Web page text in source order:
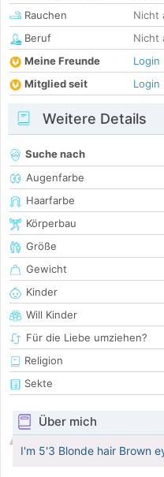
Rauchen
Nicht
Beruf
Nicht
Meine Freunde
Login
Mitglied seit
Login
Weitere Details
Suche nach
Augenfarbe
Haarfarbe
Körperbau
Größe
Gewicht
Kinder
Will Kinder
Für die Liebe umziehen?
Religion
Sekte
Über mich
I'm 5'3 Blonde hair Brown